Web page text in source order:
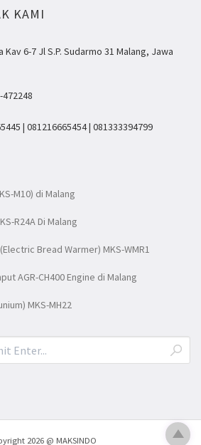
KAMI
Kav 6-7 Jl S.P. Sudarmo 31 Malang, Jawa
| 081216665454 | 081333394799
M10) di Malang
R24A Di Malang
Bread Warmer) MKS-WMR1
AGR-CH400 Engine di Malang
MKS-MH22
2026 @ MAKSINDO